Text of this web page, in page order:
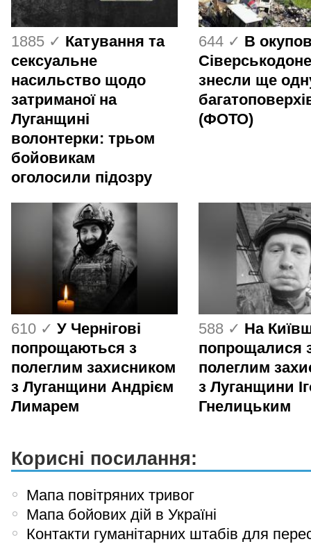
1885 ✓ Катування та
сексуальне
насильство щодо
затриманої на
Луганщині
волонтерки: трьом
бойовикам
оголосили підозру
644 ✓ В
знесли ще
(ФОТО)
610 ✓ У Чернігові
попрощаються з
полеглим захисником
з Луганщини Андрієм
Лимарем
588 ✓ На
попрощалися
полеглим
з Луганщини
Гнелицьким
Корисні посилання:
Мапа повітряних тривог
Мапа бойових дій в Україні
Контакти гуманітарних штабів для